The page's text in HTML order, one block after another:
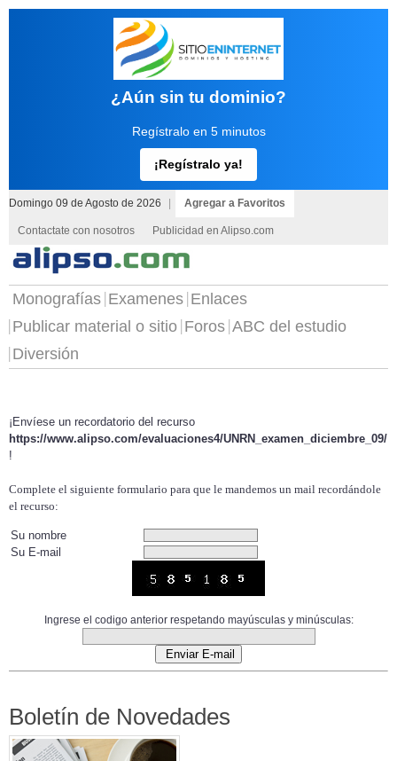
¿Aún sin tu dominio?
Regístralo en 5 minutos
¡Regístralo ya!
Domingo 09 de Agosto de 2026 Agregar a Favoritos
Contactate con nosotros Publicidad en Alipso.com
Monografías Examenes Enlaces
Publicar material o sitio Foros ABC del estudio
Diversión
¡Envíese un recordatorio del recurso
https://www.alipso.com/evaluaciones4/UNRN_examen_diciembre_09/
!
Complete el siguiente formulario para que le mandemos un mail recordándole
el recurso:
Su nombre
Su E-mail
Ingrese el codigo anterior respetando mayúsculas y minúsculas:
Boletín de Novedades